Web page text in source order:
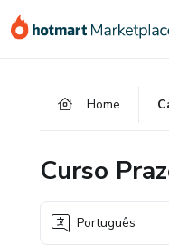
para
para
para
Home
Curso
Português